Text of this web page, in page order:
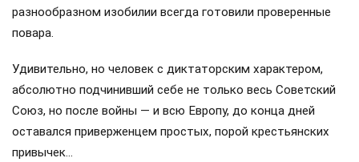
разнообразном изобилии всегда готовили проверенные
повара.
Удивительно, но человек с диктаторским характером,
абсолютно подчинивший себе не только весь Советский
Союз, но после войны — и всю Европу, до конца дней
оставался приверженцем простых, порой крестьянских
привычек…